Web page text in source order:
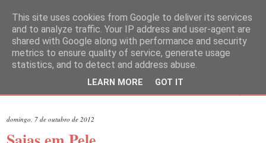
domingo, 7 de outubro de 2012
This site uses cookies from Google to deliver its services
and to analyze traffic. Your IP address and user-agent are
shared with Google along with performance and security
metrics to ensure quality of service, generate usage
statistics, and to detect and address abuse.
LEARN MORE GOT IT